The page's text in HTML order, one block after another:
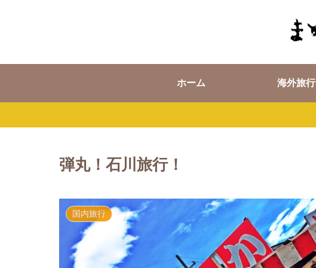
ホーム 海外旅行
弾丸！石川旅行！
国内旅行